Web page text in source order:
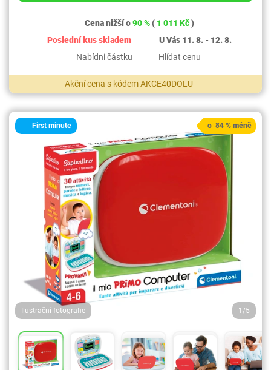
Cena nižší o90 % ( 1 011 Kč)
Poslední kus skladem
U Vás 11. 8. - 12. 8.
Nabídni částku
Hlídat cenu
Akční cena s kódem AKCE40DOLU
First minute
Ilustrační fotografie 1/5
o 84 % méně